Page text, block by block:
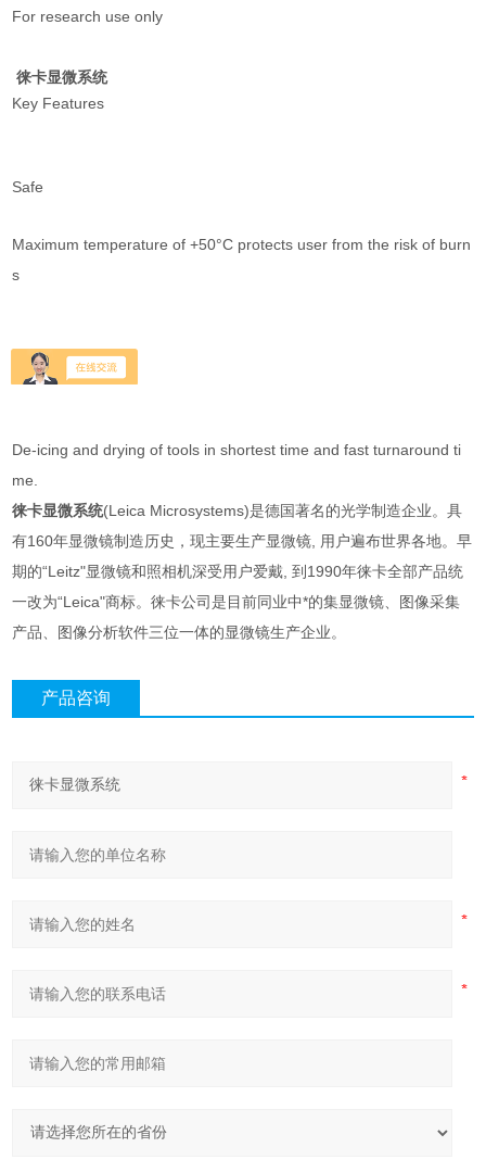
For research use only
徕卡显微系统
Key Features
Safe
Maximum temperature of +50°C protects user from the risk of burn
s
Reliable
De-icing and drying of tools in shortest time and fast turnaround ti
me.
徕卡显微系统(Leica Microsystems)是德国著名的光学制造企业。具
有160年显微镜制造历史，现主要生产显微镜, 用户遍布世界各地。早
期的“Leitz"显微镜和照相机深受用户爱戴, 到1990年徕卡全部产品统
一改为“Leica"商标。徕卡公司是目前同业中*的集显微镜、图像采集
产品、图像分析软件三位一体的显微镜生产企业。
产品咨询